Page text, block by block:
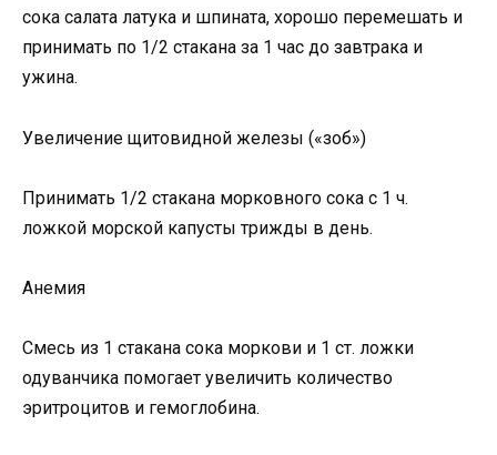
сока салата латука и шпината, хорошо перемешать и
принимать по 1/2 стакана за 1 час до завтрака и
ужина.
Увеличение щитовидной железы («зоб»)
Принимать 1/2 стакана морковного сока с 1 ч.
ложкой морской капусты трижды в день.
Анемия
Смесь из 1 стакана сока моркови и 1 ст. ложки
одуванчика помогает увеличить количество
эритроцитов и гемоглобина.